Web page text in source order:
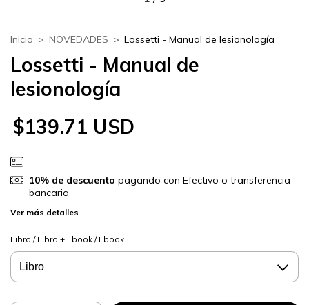
Inicio > NOVEDADES > Lossetti - Manual de lesionología
Lossetti - Manual de
lesionología
$139.71 USD
10% de descuento pagando con Efectivo o transferencia
bancaria
Ver más detalles
Libro / Libro + Ebook / Ebook